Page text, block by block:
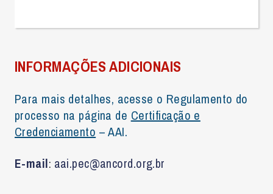
INFORMAÇÕES ADICIONAIS
Para mais detalhes, acesse o Regulamento do
processo na página de Certificação e
Credenciamento – AAI.
E-mail: aai.pec@ancord.org.br